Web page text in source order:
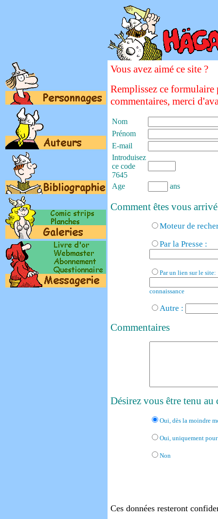
Vous avez aimé ce site ?
Remplissez ce
commentaires, merci
Nom
Prénom
E-mail
Introduisez
ce code
7645
Age
ans
Comment êtes vous
Moteur de
Par la Presse :
Par un lien sur le site:
connaissance
Autre :
Commentaires
Désirez vous être tenu au
Oui, dès la moindre
Oui, uniquement
Non
Ces données resteront